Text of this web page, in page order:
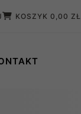
KOSZYK 0,00 ZŁ